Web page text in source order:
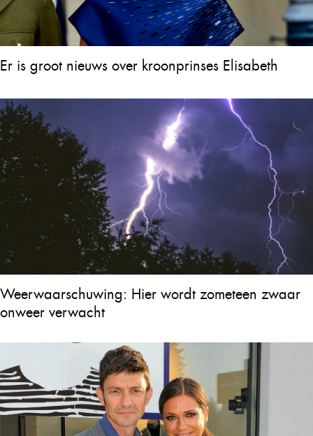
Er is groot nieuws over kroonprinses Elisabeth
Weerwaarschuwing: Hier wordt zometeen zwaar
onweer verwacht